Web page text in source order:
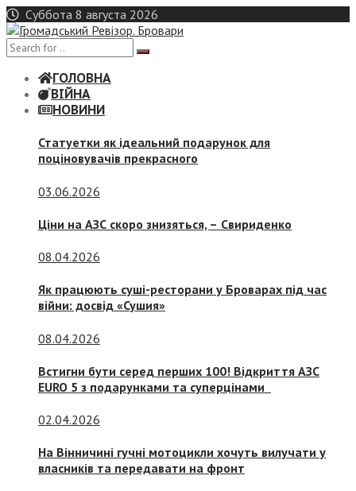
Skip
to
content
Суббота 8 августа 2026
ГОЛОВНА
ВІЙНА
НОВИНИ
Статуетки як ідеальний подарунок для
поціновувачів прекрасного
03.06.2026
Ціни на АЗС скоро знизяться, – Свириденко
08.04.2026
Як працюють суші-ресторани у Броварах під час
війни: досвід «Сушия»
08.04.2026
Встигни бути серед перших 100! Відкриття АЗС
EURO 5 з подарунками та суперцінами
02.04.2026
На Вінничині гучні мотоцикли хочуть вилучати у
власників та передавати на фронт